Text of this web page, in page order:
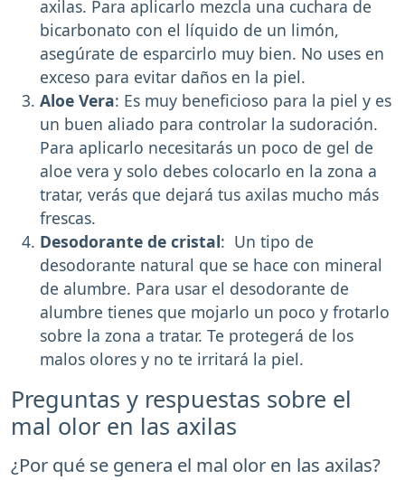
axilas. Para aplicarlo mezcla una cuchara de
bicarbonato con el líquido de un limón,
asegúrate de esparcirlo muy bien. No uses en
exceso para evitar daños en la piel.
Aloe Vera: Es muy beneficioso para la piel y es
un buen aliado para controlar la sudoración.
Para aplicarlo necesitarás un poco de gel de
aloe vera y solo debes colocarlo en la zona a
tratar, verás que dejará tus axilas mucho más
frescas.
Desodorante de cristal: Un tipo de
desodorante natural que se hace con mineral
de alumbre. Para usar el desodorante de
alumbre tienes que mojarlo un poco y frotarlo
sobre la zona a tratar. Te protegerá de los
malos olores y no te irritará la piel.
Preguntas y respuestas sobre el
mal olor en las axilas
¿Por qué se genera el mal olor en las axilas?